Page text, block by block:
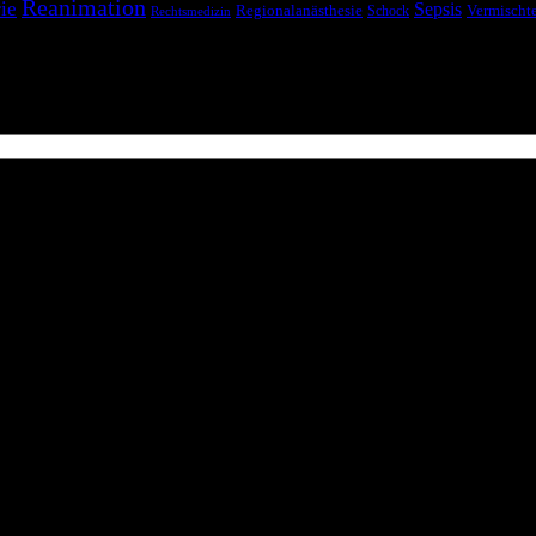
Reanimation Rechtsmedizin Regionalanästhesie Schock Sepsis